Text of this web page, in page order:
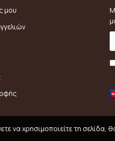
μου
να χρησιμοποιείτε τη σελίδα,